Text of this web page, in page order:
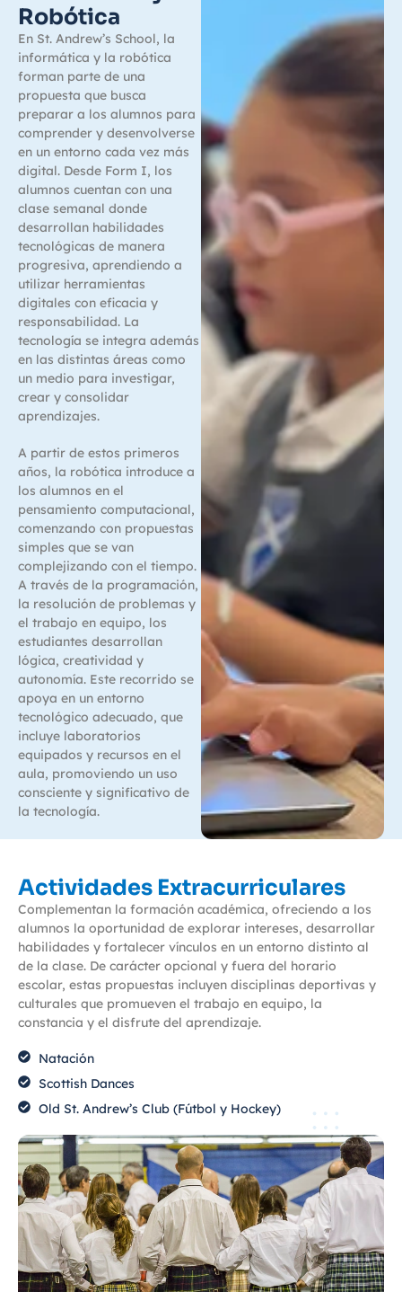
Robótica
En St. Andrew’s School, la
informática y la robótica
forman parte de una
propuesta que busca
preparar a los alumnos para
comprender y desenvolverse
en un entorno cada vez más
digital. Desde Form I, los
alumnos cuentan con una
clase semanal donde
desarrollan habilidades
tecnológicas de manera
progresiva, aprendiendo a
utilizar herramientas
digitales con eficacia y
responsabilidad. La
tecnología se integra además
en las distintas áreas como
un medio para investigar,
crear y consolidar
aprendizajes.
A partir de estos primeros
años, la robótica introduce a
los alumnos en el
pensamiento computacional,
comenzando con propuestas
simples que se van
complejizando con el tiempo.
A través de la programación,
la resolución de problemas y
el trabajo en equipo, los
estudiantes desarrollan
lógica, creatividad y
autonomía. Este recorrido se
apoya en un entorno
tecnológico adecuado, que
incluye laboratorios
equipados y recursos en el
aula, promoviendo un uso
consciente y significativo de
la tecnología.
Actividades Extracurriculares
Complementan la formación académica, ofreciendo a los
alumnos la oportunidad de explorar intereses, desarrollar
habilidades y fortalecer vínculos en un entorno distinto al
de la clase. De carácter opcional y fuera del horario
escolar, estas propuestas incluyen disciplinas deportivas y
culturales que promueven el trabajo en equipo, la
constancia y el disfrute del aprendizaje.
Natación
Scottish Dances
⁠⁠Old St. Andrew’s Club (Fútbol y Hockey)